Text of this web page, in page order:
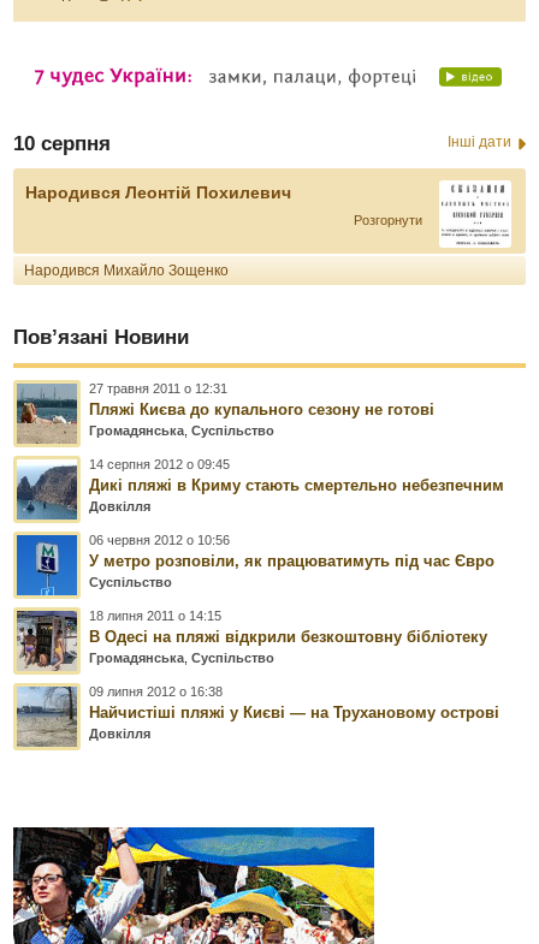
10 серпня Інші дати
Народився Леонтій Похилевич
Розгорнути
Народився Михайло Зощенко
Пов’язані Новини
27 травня 2011 о 12:31
Пляжі Києва до купального сезону не готові
Громадянська ,Суспільство
14 серпня 2012 о 09:45
Дикі пляжі в Криму стають смертельно небезпечним
Довкілля
06 червня 2012 о 10:56
У метро розповіли, як працюватимуть під час Євро
Суспільство
18 липня 2011 о 14:15
В Одесі на пляжі відкрили безкоштовну бібліотеку
Громадянська ,Суспільство
09 липня 2012 о 16:38
Найчистіші пляжі у Києві — на Трухановому острові
Довкілля